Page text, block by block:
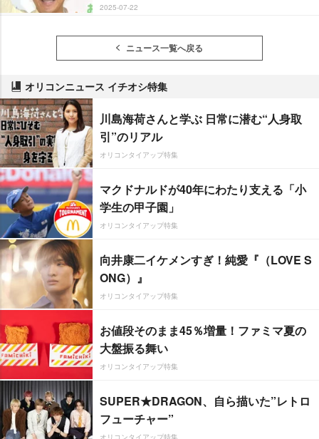
2025-07-22
ニュース一覧へ戻る
オリコンニュース イチオシ特集
川島海荷さんと学ぶ 日常に潜む“人身取
引”のリアル
オリコンタイアップ特集
マクドナルドが40年にわたり支える「小
学生の甲子園」
オリコンタイアップ特集
向井康二イケメンすぎ！純愛『（LOVE S
ONG）』
オリコンタイアップ特集
お値段そのまま45％増量！ファミマ夏の
大盤振る舞い
オリコンタイアップ特集
SUPER★DRAGON、自ら描いた”レトロ
フューチャー”
オリコンタイアップ特集